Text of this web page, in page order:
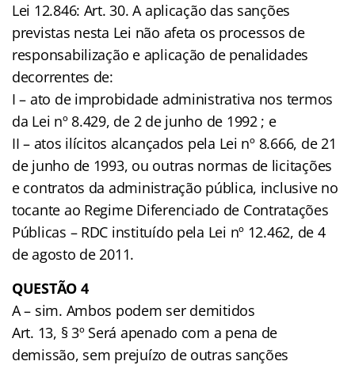
Lei 12.846: Art. 30. A aplicação das sanções
previstas nesta Lei não afeta os processos de
responsabilização e aplicação de penalidades
decorrentes de:
I – ato de improbidade administrativa nos termos
da Lei nº 8.429, de 2 de junho de 1992 ; e
II – atos ilícitos alcançados pela Lei nº 8.666, de 21
de junho de 1993, ou outras normas de licitações
e contratos da administração pública, inclusive no
tocante ao Regime Diferenciado de Contratações
Públicas – RDC instituído pela Lei nº 12.462, de 4
de agosto de 2011.
QUESTÃO 4
A – sim. Ambos podem ser demitidos
Art. 13, § 3º Será apenado com a pena de
demissão, sem prejuízo de outras sanções